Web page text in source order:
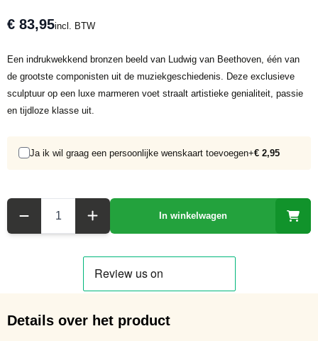
€ 83,95incl. BTW
Een indrukwekkend bronzen beeld van Ludwig van Beethoven, één van
de grootste componisten uit de muziekgeschiedenis. Deze exclusieve
sculptuur op een luxe marmeren voet straalt artistieke genialiteit, passie
en tijdloze klasse uit.
Ja ik wil graag een persoonlijke wenskaart toevoegen+€ 2,95
In winkelwagen
Details over het product